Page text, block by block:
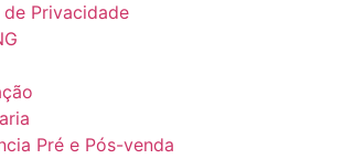
Privacidade
Pré e Pós-venda